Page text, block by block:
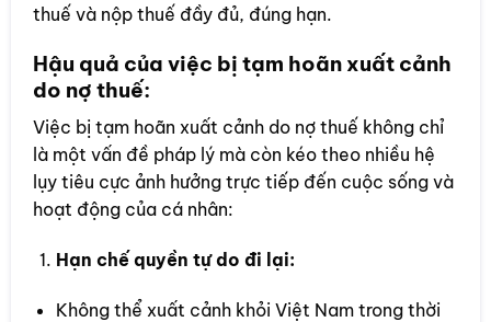
thuế và nộp thuế đầy đủ, đúng hạn.
Hậu quả của việc bị tạm hoãn xuất cảnh
do nợ thuế:
Việc bị tạm hoãn xuất cảnh do nợ thuế không chỉ
là một vấn đề pháp lý mà còn kéo theo nhiều hệ
lụy tiêu cực ảnh hưởng trực tiếp đến cuộc sống và
hoạt động của cá nhân:
Hạn chế quyền tự do đi lại:
Không thể xuất cảnh khỏi Việt Nam trong thời